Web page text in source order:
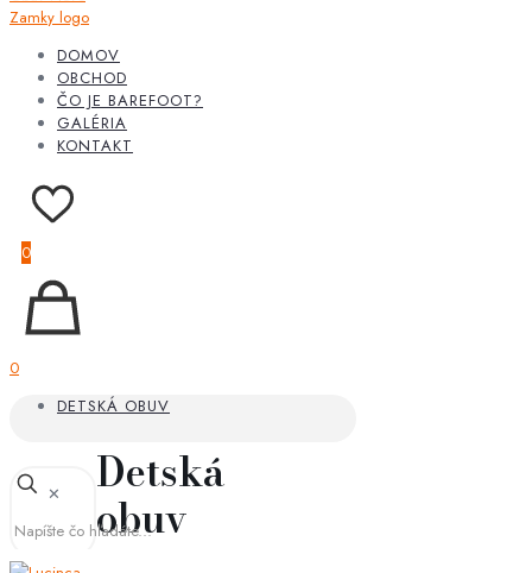
DOMOV
OBCHOD
ČO JE BAREFOOT?
GALÉRIA
KONTAKT
0
0
DETSKÁ OBUV
Detská
obuv
✕